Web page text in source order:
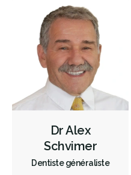
Orthodontie
Parodontie
Réparateur
Facturation
RCSD (Régime canadien de
Dr Alex
Schvimer
Dentiste généraliste